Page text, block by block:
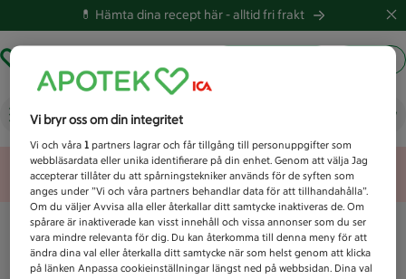
💊 Hämta dina recept här -alltid fri frakt
Vad letar du efter idag?
Unknown error
Vi bryr oss om din integritet
Vi och våra1 partners lagrar och får tillgång till personuppgifter som
webbläsardata eller unika identifierare på din enhet. Genom att välja Jag
accepterar tillåter du att spårningstekniker används för de syften som
anges under ”Vi och våra partners behandlar data för att tillhandahålla”.
Om du väljer Avvisa alla eller återkallar ditt samtycke inaktiveras de. Om
spårare är inaktiverade kan visst innehåll och vissa annonser som du ser
vara mindre relevanta för dig. Du kan återkomma till denna meny för att
ändra dina val eller återkalla ditt samtycke när som helst genom att klicka
på länken Anpassa cookieinställningar längst ned på webbsidan. Dina val